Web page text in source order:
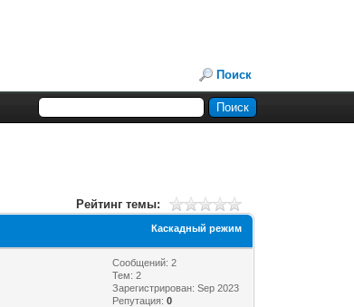
Поиск
Рейтинг темы:
Каскадный режим
Сообщений: 2
Тем: 2
Зарегистрирован: Sep 2023
Репутация:0